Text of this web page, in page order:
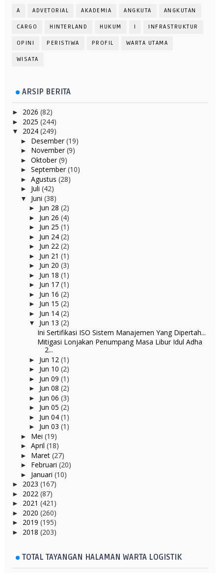
A ADVETORIAL AKADEMIA ANGKUTA ANGKUTAN
CARGO HINTERLAND HUKUM I INFRASTRUKTUR
OPINI PERISTIWA PROFIL WARTA UTAMA
WISATA
ARSIP BERITA
► 2026 (82)
► 2025 (244)
▼ 2024 (249)
► Desember(19)
► November(9)
► Oktober(9)
► September(10)
► Agustus (28)
► Juli (42)
▼ Juni (38)
► Jun 28 (2)
► Jun 26 (4)
► Jun 25 (1)
► Jun 24 (2)
► Jun 22 (2)
► Jun 21 (1)
► Jun 20 (3)
► Jun 18 (1)
► Jun 17 (1)
► Jun 16 (2)
► Jun 15 (2)
► Jun 14 (2)
▼ Jun 13 (2)
Ini Sertifikasi ISO Sistem Manajemen Yang Dipertah...
Mitigasi Lonjakan Penumpang Masa Libur Idul Adha
2...
► Jun 12 (1)
► Jun 10 (2)
► Jun 09 (1)
► Jun 08 (2)
► Jun 06 (3)
► Jun 05 (2)
► Jun 04 (1)
► Jun 03 (1)
► Mei (19)
► April (18)
► Maret (27)
► Februari (20)
► Januari (10)
► 2023 (167)
► 2022 (87)
► 2021 (421)
► 2020 (260)
► 2019 (195)
► 2018 (203)
TOTAL TAYANGAN HALAMAN WARTA LOGISTIK